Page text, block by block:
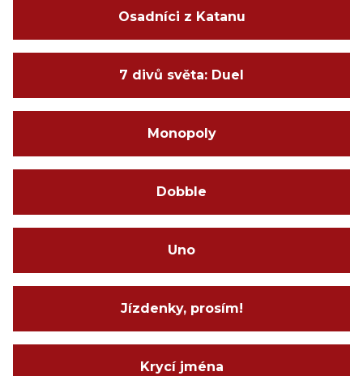
Osadníci z Katanu
7 divů světa: Duel
Monopoly
Dobble
Uno
Jízdenky, prosím!
Krycí jména